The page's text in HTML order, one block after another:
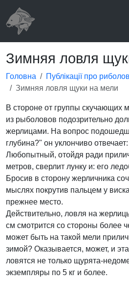
Зимняя ловля
Головна
Публікації про
Зимняя ловля щуки на мели
В стороне от группы скучающих
из рыболовов подозрительно
жерлицами. На вопрос
глубина?" он уклончиво
Любопытный, отойдя ради
метров, сверлит лунку и: его
Бросив в сторону жерличника
мыслях покрутив пальцем у
прежнее место.
Действительно, ловля на
см смотрится со стороны более
может быть на такой мели
зимой? Оказывается, может, и
ловятся не только щурята-
экземпляры по 5 кг и более.